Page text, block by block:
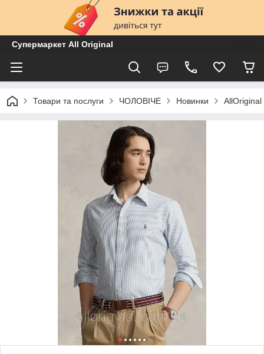
Супермаркет All Original
Товари та послуги ЧОЛОВІЧЕ Новинки